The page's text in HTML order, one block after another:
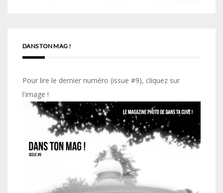
DANS TON MAG !
Pour lire le dernier numéro (issue #9), cliquez sur
l'image !